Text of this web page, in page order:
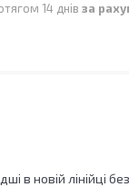
14 днів за
в новій лінійці